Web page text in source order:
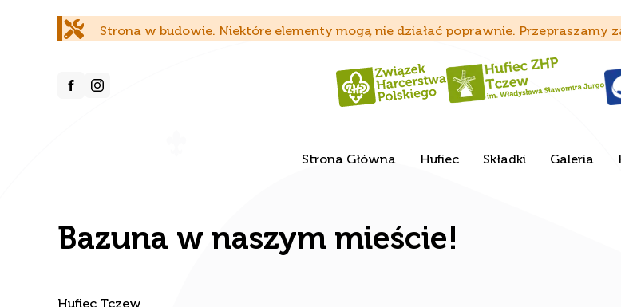
Strona w budowie. Niektóre elementy mogą nie działać poprawnie. Przepraszamy
Strona Główna Hufiec Składki Galeria
Bazuna w naszym mieście!
Hufiec Tczew